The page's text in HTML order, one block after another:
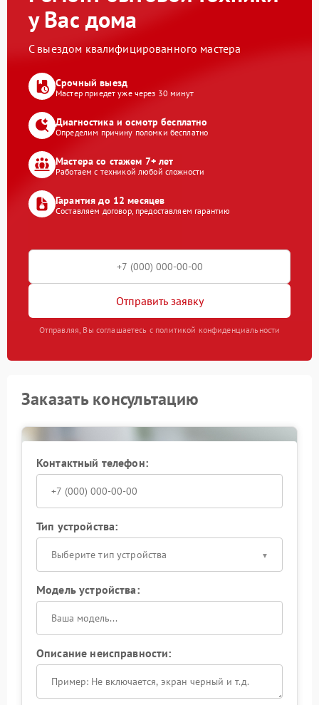
у Вас дома
С выездом квалифицированного мастера
Срочный выезд
Мастер приедет уже через 30 минут
Диагностика и осмотр бесплатно
Определим причину поломки бесплатно
Мастера со стажем 7+ лет
Работаем с техникой любой сложности
Гарантия до 12 месяцев
Составляем договор, предоставляем гарантию
Отправить заявку
Отправляя, Вы соглашаетесь с политикой конфиденциальности
Заказать консультацию
Контактный телефон:
Тип устройства:
Выберите тип устройства
Модель устройства:
Описание неисправности: